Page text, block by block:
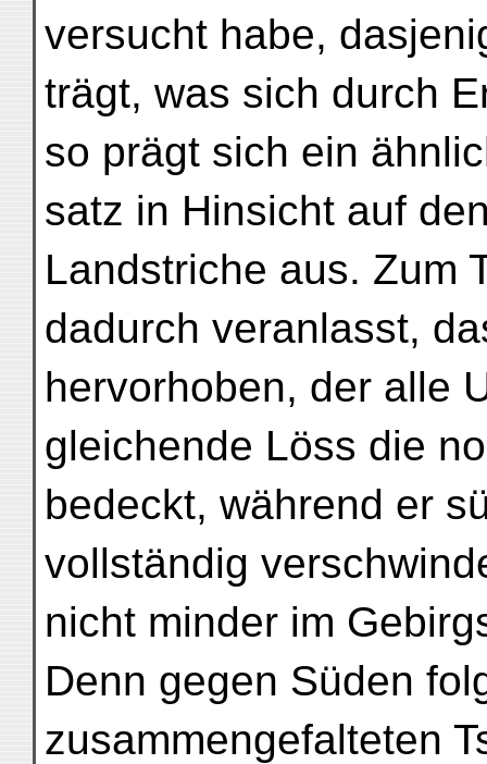
versucht habe,
trägt, was sich durch
so prägt sich ein
satz in Hinsicht auf
Landstriche aus. Zum
dadurch veranlasst,
hervorhoben, der alle
gleichende Löss die
bedeckt, während er
vollständig
nicht minder im
Denn gegen Süden
zusammengefalteten